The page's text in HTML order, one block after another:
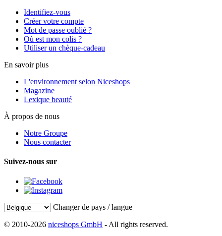
Identifiez-vous
Créer votre compte
Mot de passe oublié ?
Où est mon colis ?
Utiliser un chèque-cadeau
En savoir plus
L'environnement selon Niceshops
Magazine
Lexique beauté
À propos de nous
Notre Groupe
Nous contacter
Suivez-nous sur
Changer de pays / langue
© 2010-2026 niceshops GmbH - All rights reserved.